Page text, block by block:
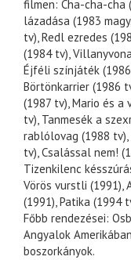
filmen: Cha-cha-cha
lázadása (1983
tv), Redl ezredes
(1984 tv),
Éjféli színjáték (1986
Börtönkarrier (1986
(1987 tv), Mario és
tv), Tanmesék a
rablólovag (1988
tv), Csalással nem!
Tizenkilenc
Vörös vurstli (1991),
(1991), Patika (1994
Főbb rendezései:
Angyalok
boszorkányok.